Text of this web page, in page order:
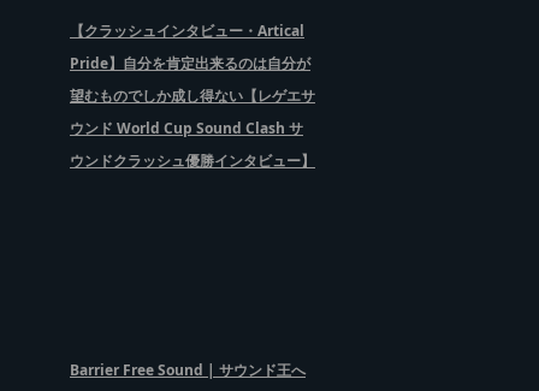
【クラッシュインタビュー・Artical
Pride】自分を肯定出来るのは自分が
望むものでしか成し得ない【レゲエサ
ウンド World Cup Sound Clash サ
ウンドクラッシュ優勝インタビュー】
Barrier Free Sound | サウンド王へ